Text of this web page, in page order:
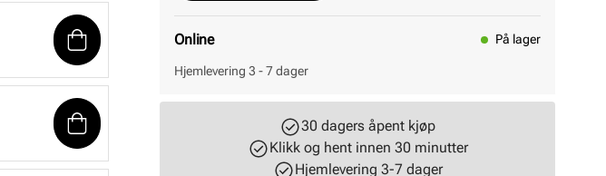
Online På lager
Hjemlevering 3 - 7 dager
30 dagers åpent kjøp
Klikk og hent innen 30 minutter
Hjemlevering 3-7 dager